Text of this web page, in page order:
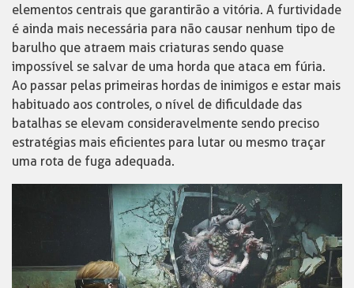
elementos centrais que garantirão a vitória. A furtividade
é ainda mais necessária para não causar nenhum tipo de
barulho que atraem mais criaturas sendo quase
impossível se salvar de uma horda que ataca em fúria.
Ao passar pelas primeiras hordas de inimigos e estar mais
habituado aos controles, o nível de dificuldade das
batalhas se elevam consideravelmente sendo preciso
estratégias mais eficientes para lutar ou mesmo traçar
uma rota de fuga adequada.